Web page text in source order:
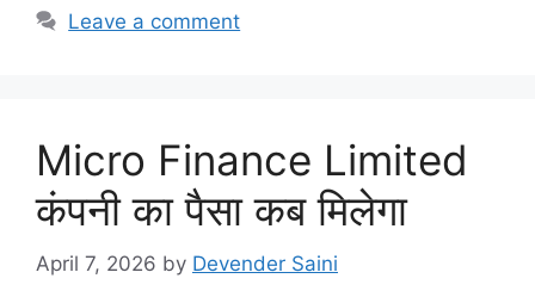
Leave a comment
Micro Finance Limited
कंपनी का पैसा कब मिलेगा
April 7, 2026 by Devender Saini